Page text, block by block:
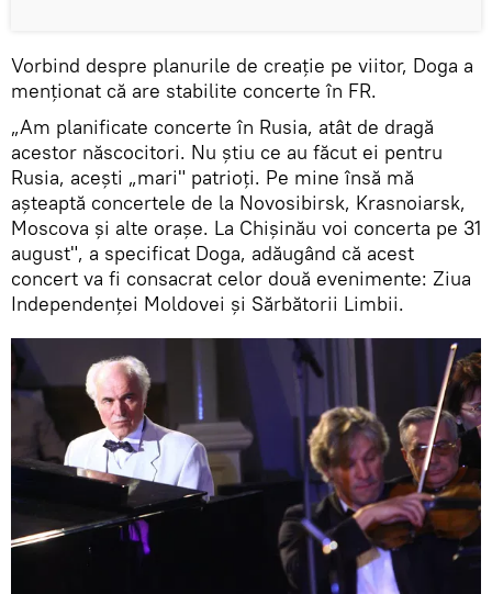
Vorbind despre planurile de creație pe viitor, Doga a
menționat că are stabilite concerte în FR.
„Am planificate concerte în Rusia, atât de dragă
acestor născocitori. Nu știu ce au făcut ei pentru
Rusia, acești „mari" patrioți. Pe mine însă mă
așteaptă concertele de la Novosibirsk, Krasnoiarsk,
Moscova și alte orașe. La Chișinău voi concerta pe 31
august", a specificat Doga, adăugând că acest
concert va fi consacrat celor două evenimente: Ziua
Independenței Moldovei și Sărbătorii Limbii.